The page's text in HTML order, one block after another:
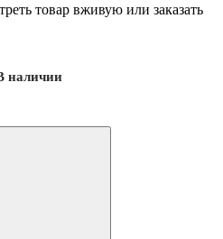
товар вживую или заказать
наличии